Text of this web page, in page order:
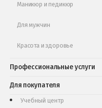
Маникюр и педикюр
Для мужчин
Красота и здоровье
Профессиональные услуги
Для покупателя
Учебный центр